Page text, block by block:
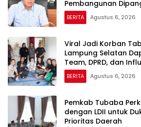
Pembangunan
BERITA Agustus 6, 2026
Viral Jadi Korban
Lampung Selatan
Team, DPRD, dan
BERITA Agustus 6, 2026
Pemkab Tubaba
dengan LDII untuk
Prioritas Daerah